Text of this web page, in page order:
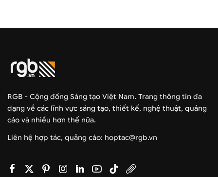
RGB - Cộng đồng Sáng tạo Việt Nam. Trang thông tin đa
dạng về các lĩnh vực sáng tạo, thiết kế, nghệ thuật, quảng
cáo và nhiều hơn thế nữa.
Liên hệ hợp tác, quảng cáo: hoptac@rgb.vn